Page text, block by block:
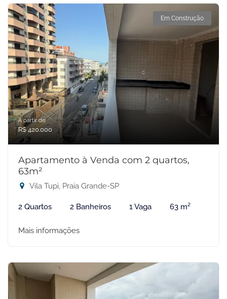
Em Construção
A partir de:
R$ 420.000
Apartamento à Venda com 2 quartos,
63m²
Vila Tupi, Praia Grande-SP
2 Quartos 2 Banheiros 1 Vaga 63 m²
Mais informações